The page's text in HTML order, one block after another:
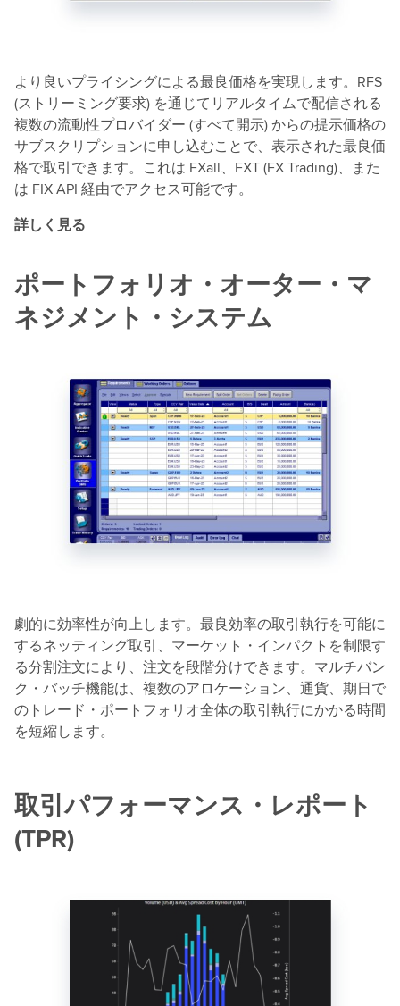
より良いプライシングによる最良価格を実現します。RFS
(ストリーミング要求) を通じてリアルタイムで配信される
複数の流動性プロバイダー (すべて開示) からの提示価格の
サブスクリプションに申し込むことで、表示された最良価
格で取引できます。これは FXall、FXT (FX Trading)、また
は FIX API 経由でアクセス可能です。
詳しく見る
ポートフォリオ・オーター・マ
ネジメント・システム
劇的に効率性が向上します。最良効率の取引執行を可能に
するネッティング取引、マーケット・インパクトを制限す
る分割注文により、注文を段階分けできます。マルチバン
ク・バッチ機能は、複数のアロケーション、通貨、期日で
のトレード・ポートフォリオ全体の取引執行にかかる時間
を短縮します。
取引パフォーマンス・レポート
(TPR)